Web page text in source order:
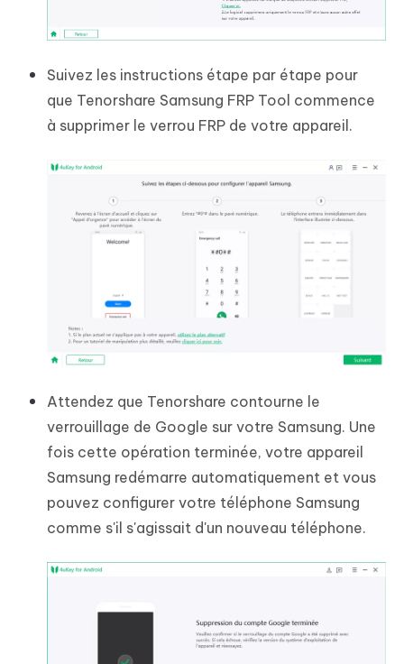
Suivez les instructions étape par étape pour
que Tenorshare Samsung FRP Tool commence
à supprimer le verrou FRP de votre appareil.
Attendez que Tenorshare contourne le
verrouillage de Google sur votre Samsung. Une
fois cette opération terminée, votre appareil
Samsung redémarre automatiquement et vous
pouvez configurer votre téléphone Samsung
comme s'il s'agissait d'un nouveau téléphone.